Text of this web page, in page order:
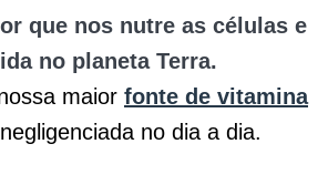
que nos nutre as células e
no planeta Terra.
maior fonte de vitamina
no dia a dia.